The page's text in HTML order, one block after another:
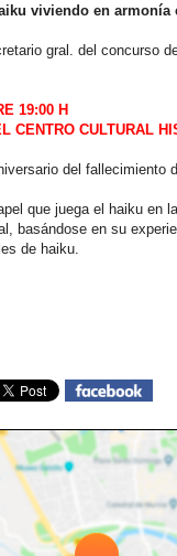
viviendo en armonía
gral. del concurso
19:00 H
CENTRO CULTURAL
del fallecimiento
que juega el haiku en
basándose en su
de haiku.